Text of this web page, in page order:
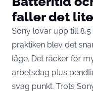
faller det lite
Sony lovar upp till
praktiken blev det
läge. Det räcker för
arbetsdag plus
svag punkt. Trots